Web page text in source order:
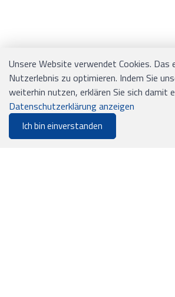
Merkliste
KONTAKT
EJS Verpackungen AG
Lyssstrasse 37
Unsere Website verwendet Cookies. Das
Nutzerlebnis zu optimieren. Indem Sie
weiterhin nutzen, erklären Sie sich damit
Datenschutzerklärung anzeigen
Ich bin einverstanden